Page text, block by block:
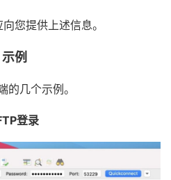
您提供上述信息。
例
的几个示例。
登录